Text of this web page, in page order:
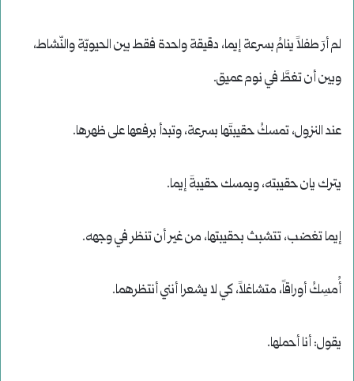
لم أرَ طفلاً ينامُ بسرعة إيما، دقيقة واحدة فقط بين الحيويّة والنّشاط،
وبين أن تغطَّ في نوم عميق.
عند النزول، تمسكُ حقيبتَها بسرعة، وتبدأ برفعها على ظهرها.
يترك يان حقيبته، ويمسك حقيبةَ إيما.
إيما تغضب، تتشبث بحقيبتها، من غير أن تنظر في وجهه.
أُمسِكُ أوراقاً، متشاغلاً، كي لا يشعرا أنني أنتظرهما.
يقول: أنا أحملها.